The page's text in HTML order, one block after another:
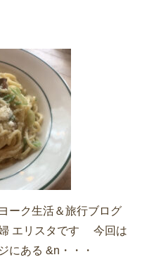
ーク生活＆旅行ブログ
エリスタです 今回は
にある &n・・・